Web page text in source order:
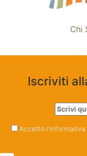
Chi
Iscriviti
Accetto